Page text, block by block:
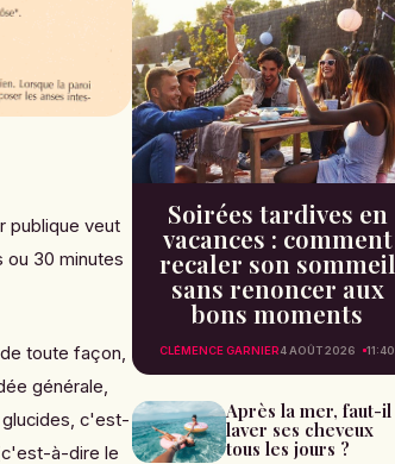
publique veut
ou 30 minutes
toute façon,
générale,
glucides, c'est-
à-dire le
Soirées tardives en
vacances : comment
recaler son sommeil
sans renoncer aux
bons moments
CLÉMENCE GARNIER4 AOÛT 2026 11:40
Après la mer, faut-il
laver ses cheveux
tous les jours ?